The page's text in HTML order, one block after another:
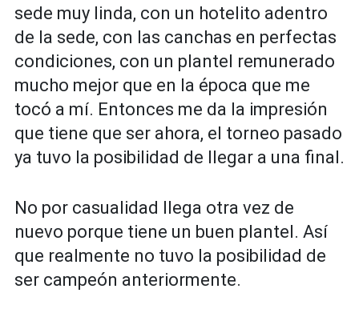
sede muy linda, con un hotelito adentro
de la sede, con las canchas en perfectas
condiciones, con un plantel remunerado
mucho mejor que en la época que me
tocó a mí. Entonces me da la impresión
que tiene que ser ahora, el torneo pasado
ya tuvo la posibilidad de llegar a una final.
No por casualidad llega otra vez de
nuevo porque tiene un buen plantel. Así
que realmente no tuvo la posibilidad de
ser campeón anteriormente.